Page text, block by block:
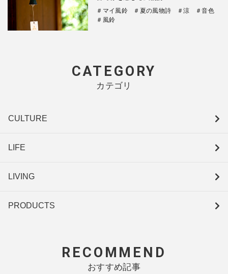
＃マイ風鈴 ＃夏の風物詩 ＃涼
＃音色
＃風鈴
CATEGORY
カテゴリ
CULTURE
LIFE
LIVING
PRODUCTS
RECOMMEND
おすすめ記事